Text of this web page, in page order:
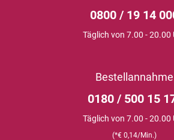
0800 / 19 14
Täglich von 7.00 - 20.00
Bestellannahme
0180 / 500 15
Täglich von 7.00 - 20.00
(*€ 0,14/Min.)